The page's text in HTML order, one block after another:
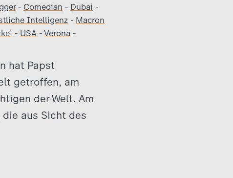
- Comedian - Dubai -
Intelligenz - Macron
- USA - Verona -
hat Papst
getroffen, am
der Welt. Am
aus Sicht des